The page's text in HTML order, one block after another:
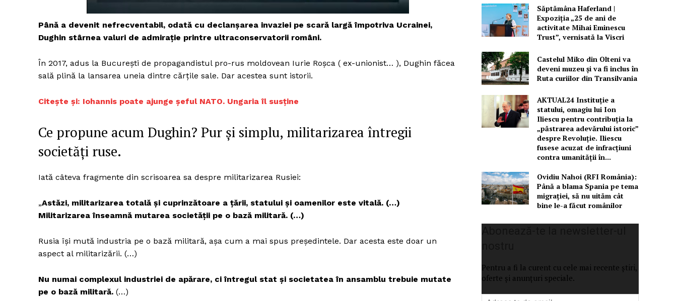
Un proiect
FREEDOM HOUSE
Despre noi / Echipa
Proiecte editoriale
Până a devenit nefrecventabil, odată cu declanșarea invaziei pe scară largă împotriva Ucrainei,
Dughin stârnea valuri de admirație printre ultraconservatorii români.
În 2017, adus la București de propagandistul pro-rus moldovean Iurie Roșca ( ex-unionist… ), Dughin făcea
sală plină la lansarea uneia dintre cărțile sale. Dar acestea sunt istorii.
Citește și: Iohannis poate ajunge șeful NATO. Ungaria îl susține
Ce propune acum Dughin? Pur și simplu, militarizarea întregii
societăți ruse.
Iată câteva fragmente din scrisoarea sa despre militarizarea Rusiei:
„Astăzi, militarizarea totală și cuprinzătoare a țării, statului și oamenilor este vitală. (…)
Militarizarea înseamnă mutarea societății pe o bază militară. (…)
Rusia își mută industria pe o bază militară, așa cum a mai spus președintele. Dar acesta este doar un
aspect al militarizării. (…)
Nu numai complexul industriei de apărare, ci întregul stat și societatea în ansamblu trebuie mutate
pe o bază militară. (…)
Săptămâna Haferland |
Expoziţia „25 de ani de
activitate Mihai Eminescu
Trust”, vernisată la Viscri
Castelul Miko din Olteni va
deveni muzeu şi va fi inclus în
Ruta curiilor din Transilvania
AKTUAL24 Instituție a
statului, omagiu lui Ion
Iliescu pentru contribuția la
„păstrarea adevărului istoric”
despre Revoluție. Iliescu
fusese acuzat de infracțiuni
contra umanității în...
Ovidiu Nahoi (RFI România):
Până a blama Spania pe tema
migrației, să nu uităm cât
bine le-a făcut românilor
Pentru a fi la curent cu cele mai recente știri,
oferte și anunțuri speciale.